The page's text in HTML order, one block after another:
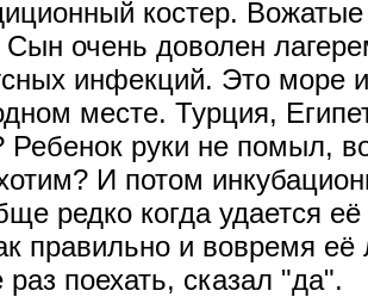
костер. Вожатые
Сын очень доволен
инфекций. Это море
месте. Турция,
Ребенок руки не помыл,
И потом
редко когда удается
правильно и вовремя
поехать, сказал "да".